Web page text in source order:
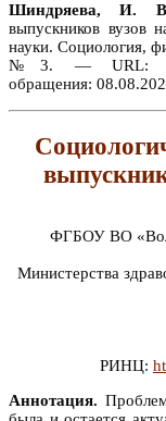
Шиндряева, И.
выпускников
науки. Социология,
№3. — URL:
обращения:
ФГБОУ ВО
Министерства
РИНЦ:
Аннотация.